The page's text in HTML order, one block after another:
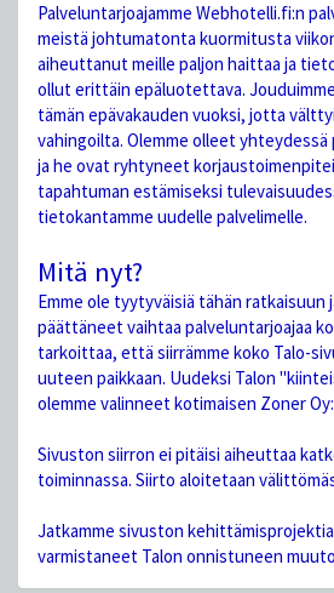
Palveluntarjoajamme Webhotelli.fi:n
meistä johtumatonta kuormitusta
aiheuttanut meille paljon haittaa ja
ollut erittäin epäluotettava.
tämän epävakauden vuoksi, jotta
vahingoilta. Olemme olleet yhteydessä
ja he ovat ryhtyneet
tapahtuman estämiseksi
tietokantamme uudelle palvelimelle.
Mitä nyt?
Emme ole tyytyväisiä tähän ratkaisuun
päättäneet vaihtaa palveluntarjoajaa
tarkoittaa, että siirrämme koko Talo-
uuteen paikkaan. Uudeksi Talon
olemme valinneet kotimaisen Zoner
Sivuston siirron ei pitäisi aiheuttaa
toiminnassa. Siirto aloitetaan
Jatkamme sivuston
varmistaneet Talon onnistuneen